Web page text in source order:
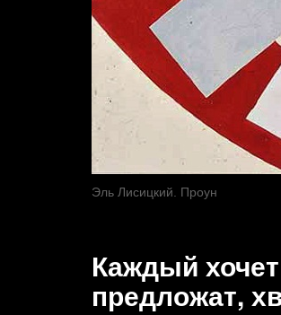
Эль Лисицкий. Проун
Каждый
предложат,